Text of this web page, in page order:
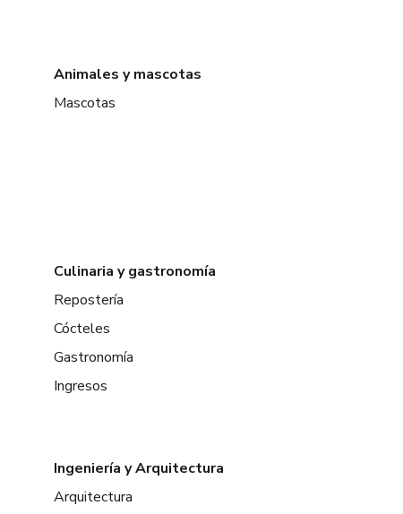
Animales y mascotas
Mascotas
Culinaria y gastronomía
Repostería
Cócteles
Gastronomía
Ingresos
Ingeniería y Arquitectura
Arquitectura